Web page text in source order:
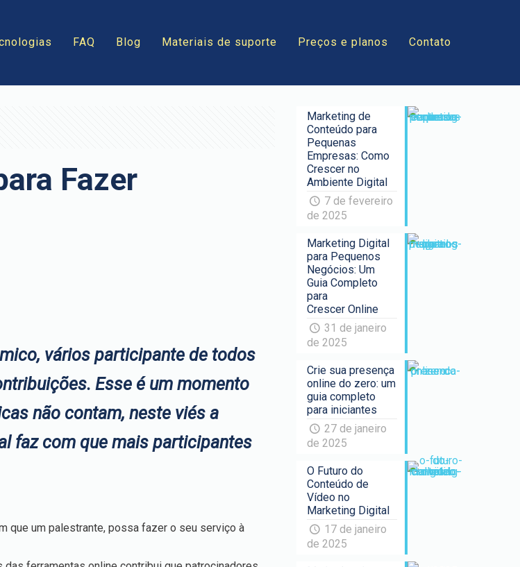
FAQ Blog Materiais de suporte Preços e planos Contato
Fazer
vários participante de todos
Esse é um momento
não contam, neste viés a
faz com que mais participantes
que um palestrante, possa fazer o seu serviço à
Marketing de
Conteúdo para
Pequenas
Empresas: Como
Crescer no
Ambiente Digital
7 de fevereiro
de 2025
Marketing Digital
para Pequenos
Negócios: Um
Guia Completo
para
Crescer Online
31 de janeiro
de 2025
Crie sua presença
online do zero: um
guia completo
para iniciantes
27 de janeiro
de 2025
O Futuro do
Conteúdo de
Vídeo no
Marketing Digital
17 de janeiro
de 2025